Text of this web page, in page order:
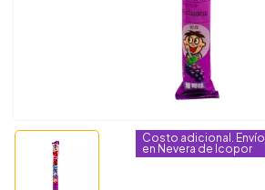
Costo adicional. Envío
en Nevera de Icopor